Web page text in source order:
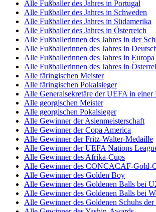
Alle Fußballer des Jahres in Portugal
Alle Fußballer des Jahres in Schweden
Alle Fußballer des Jahres in Südamerika
Alle Fußballer des Jahres in Österreich
Alle Fußballerinnen des Jahres in der
Alle Fußballerinnen des Jahres in
Alle Fußballerinnen des Jahres in Europa
Alle Fußballerinnen des Jahres in
Alle färingischen Meister
Alle färingischen Pokalsieger
Alle Generalsekretäre der UEFA in einer
Alle georgischen Meister
Alle georgischen Pokalsieger
Alle Gewinner der Asienmeisterschaft
Alle Gewinner der Copa America
Alle Gewinner der Fritz-Walter-Medaille
Alle Gewinner der UEFA Nations
Alle Gewinner des Afrika-Cups
Alle Gewinner des CONCACAF-Gold-
Alle Gewinner des Golden Boy
Alle Gewinner des Goldenen Balls bei
Alle Gewinner des Goldenen Balls bei
Alle Gewinner des Goldenen Schuhs